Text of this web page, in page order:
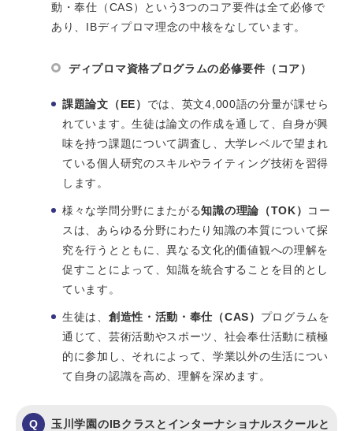
動・奉仕（CAS）という3つのコア要件は全て必修で
あり、IBディプロマ理念の中核をなしています。
ディプロマ資格プログラムの必修要件（コア）
課題論文（EE） では、英文4,000語の分量が課せら
れています。生徒は論文の作成を通して、自身が興
味を持つ課題について調査し、大学レベルで望まれ
ている個人研究のスキルやライティング技術を習得
します。
様々な学問分野にまたがる知識の理論（TOK） コー
スは、あらゆる分野にわたり知識の本質について探
究を行うとともに、異なる文化的価値観への理解を
促すことによって、知識を統合することを目的とし
ています。
生徒は、 創造性・活動・奉仕（CAS） プログラムを
通じて、芸術活動やスポーツ、社会奉仕活動に積極
的に参加し、それによって、学業以外の生活につい
て自身の認識を高め、理解を深めます。
玉川学園のIBクラスとインターナショナルスクールと